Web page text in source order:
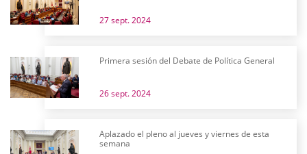
27 sept. 2024
Primera sesión del Debate de Política General
26 sept. 2024
Aplazado el pleno al jueves y viernes de esta
semana